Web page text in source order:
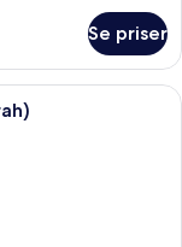
Se priser
(Godzilla vs. King